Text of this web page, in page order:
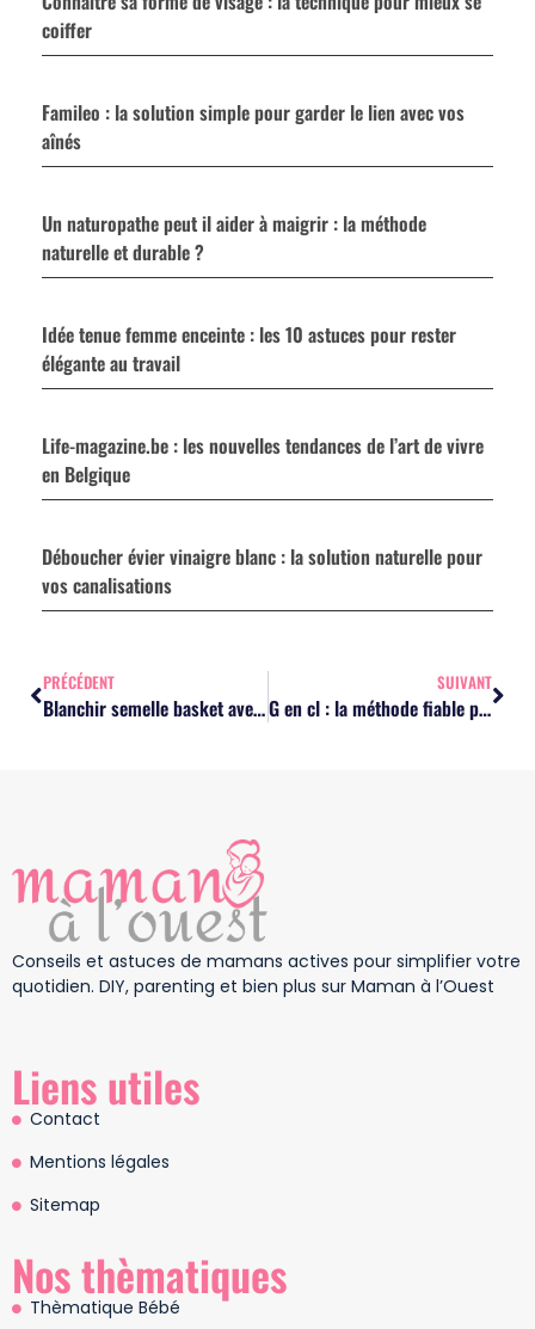
coiffer
Famileo : la solution simple pour garder le lien avec vos
aînés
Un naturopathe peut il aider à maigrir : la méthode
naturelle et durable ?
Idée tenue femme enceinte : les 10 astuces pour rester
élégante au travail
Life-magazine.be : les nouvelles tendances de l’art de vivre
en Belgique
Déboucher évier vinaigre blanc : la solution naturelle pour
vos canalisations
PRÉCÉDENT
Blanchir semelle basket avec dentifrice : la méthode rapide et efficace
SUIVANT
G en cl : la méthode fiable pour convertir eau, lait et huile
Conseils et astuces de mamans actives pour simplifier votre
quotidien. DIY, parenting et bien plus sur Maman à l’Ouest
Liens utiles
Contact
Mentions légales
Sitemap
Nos thèmatiques
Thèmatique Bébé